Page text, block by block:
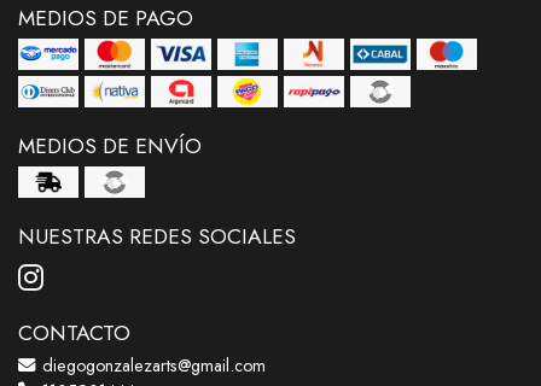
MEDIOS DE PAGO
MEDIOS DE ENVÍO
NUESTRAS REDES SOCIALES
CONTACTO
diegogonzalezarts@gmail.com